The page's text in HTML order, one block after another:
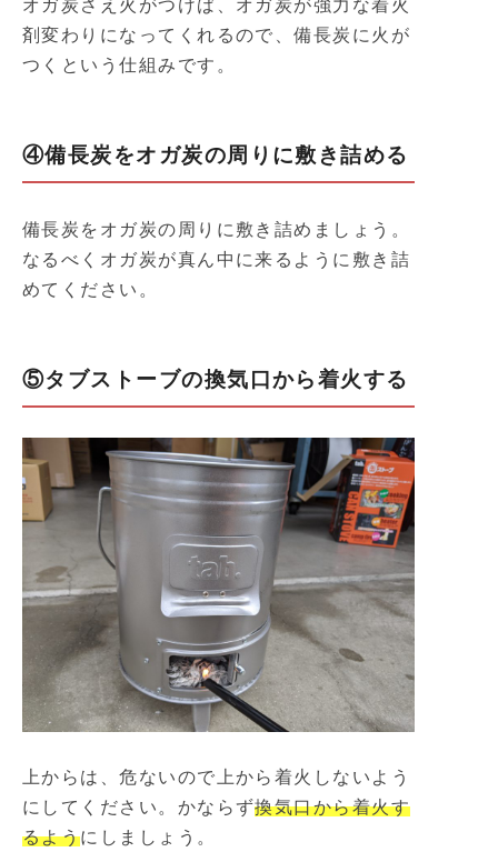
オガ炭さえ火がつけば、オガ炭が強力な着火
剤変わりになってくれるので、備長炭に火が
つくという仕組みです。
④備長炭をオガ炭の周りに敷き詰める
備長炭をオガ炭の周りに敷き詰めましょう。
なるべくオガ炭が真ん中に来るように敷き詰
めてください。
⑤タブストーブの換気口から着火する
上からは、危ないので上から着火しないよう
にしてください。かならず換気口から着火す
るようにしましょう。